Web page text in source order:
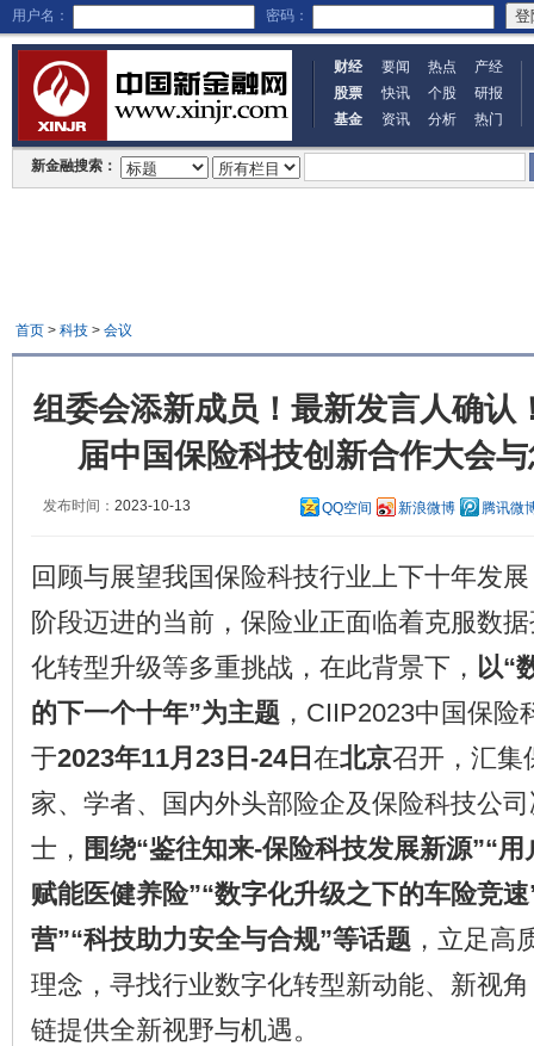
用户名： 密码：
财经 要闻 热点
产经
股票
快讯 个股
研报
基金
资讯 分析 热门
新金融搜索：
首页> 科技> 会议
组委会添新成员！最新发言人确认
届中国保险科技创新合作大会
发布时间： 2023-10-13 QQ空间 新浪微博 腾讯微
回顾与展望我国保险科技行业上下十年发
阶段迈进的当前，保险业正面临着克服数
化转型升级等多重挑战，在此背景下， 以“
的下一个十年”为主题 ，CIIP2023中国保
于2023年11月23日-24日 在北京召开，汇集
家、学者、国内外头部险企及保险科技公
士， 围绕“鉴往知来-保险科技发展新源”“
赋能医健养险”“数字化升级之下的车险竞
营”“科技助力安全与合规”等话题 ，立足高
理念，寻找行业数字化转型新动能、新视
链提供全新视野与机遇。